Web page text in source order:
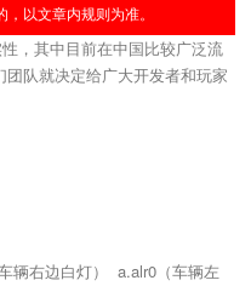
以文章内规则为准。
，其中目前在中国比较广泛流
队就决定给广大开发者和玩家
辆右边白灯） a.alr0（车辆左